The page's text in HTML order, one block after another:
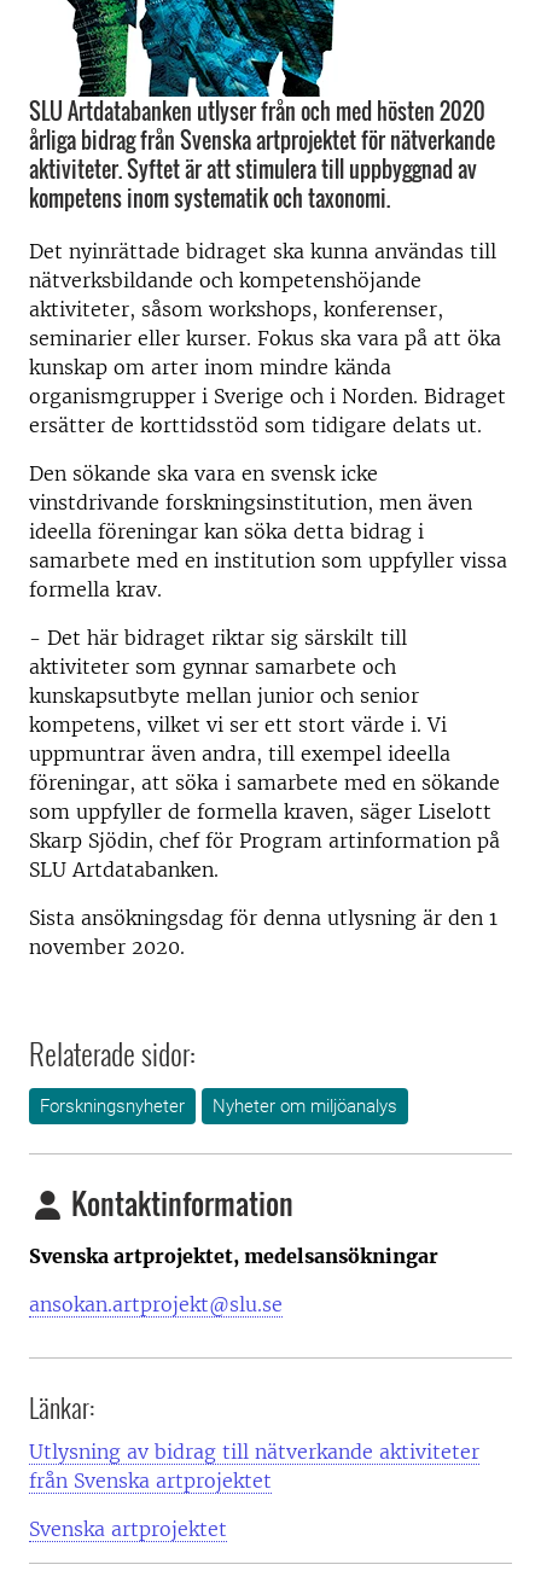
SLU Artdatabanken utlyser från och med hösten 2020
årliga bidrag från Svenska artprojektet för nätverkande
aktiviteter. Syftet är att stimulera till uppbyggnad av
kompetens inom systematik och taxonomi.
Det nyinrättade bidraget ska kunna användas till
nätverksbildande och kompetenshöjande
aktiviteter, såsom workshops, konferenser,
seminarier eller kurser. Fokus ska vara på att öka
kunskap om arter inom mindre kända
organismgrupper i Sverige och i Norden. Bidraget
ersätter de korttidsstöd som tidigare delats ut.
Den sökande ska vara en svensk icke
vinstdrivande forskningsinstitution, men även
ideella föreningar kan söka detta bidrag i
samarbete med en institution som uppfyller vissa
formella krav.
- Det här bidraget riktar sig särskilt till
aktiviteter som gynnar samarbete och
kunskapsutbyte mellan junior och senior
kompetens, vilket vi ser ett stort värde i. Vi
uppmuntrar även andra, till exempel ideella
föreningar, att söka i samarbete med en sökande
som uppfyller de formella kraven, säger Liselott
Skarp Sjödin, chef för Program artinformation på
SLU Artdatabanken.
Sista ansökningsdag för denna utlysning är den 1
november 2020.
Relaterade sidor:
Forskningsnyheter Nyheter om miljöanalys
Kontaktinformation
Svenska artprojektet, medelsansökningar
ansokan.artprojekt@slu.se
Länkar:
Utlysning av bidrag till nätverkande aktiviteter
från Svenska artprojektet
Svenska artprojektet